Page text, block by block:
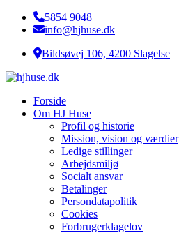
5854 9048
info@hjhuse.dk
Bildsøvej 106, 4200 Slagelse
Forside
Om HJ Huse
Profil og historie
Mission, vision og værdier
Ledige stillinger
Arbejdsmiljø
Socialt ansvar​
Betalinger
Persondatapolitik
Cookies
Forbrugerklagelov